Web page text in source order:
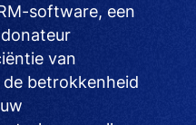
software, een
van
betrokkenheid